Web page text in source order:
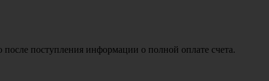
поступления информации о полной оплате счета.